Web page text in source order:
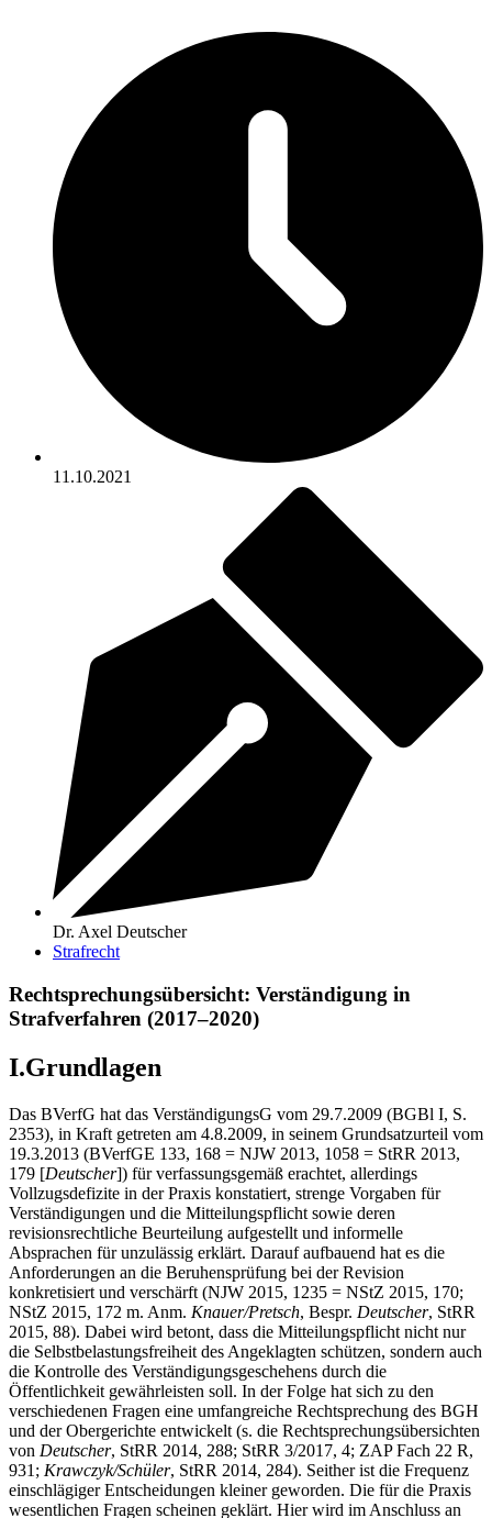
11.10.2021
Dr. Axel Deutscher
Strafrecht
Rechtsprechungsübersicht: Verständigung in
Strafverfahren (2017–2020)
I.Grundlagen
Das BVerfG hat das VerständigungsG vom 29.7.2009 (BGBl I, S.
2353), in Kraft getreten am 4.8.2009, in seinem Grundsatzurteil vom
19.3.2013 (BVerfGE 133, 168 = NJW 2013, 1058 = StRR 2013,
179 [Deutscher]) für verfassungsgemäß erachtet, allerdings
Vollzugsdefizite in der Praxis konstatiert, strenge Vorgaben für
Verständigungen und die Mitteilungspflicht sowie deren
revisionsrechtliche Beurteilung aufgestellt und informelle
Absprachen für unzulässig erklärt. Darauf aufbauend hat es die
Anforderungen an die Beruhensprüfung bei der Revision
konkretisiert und verschärft (NJW 2015, 1235 = NStZ 2015, 170;
NStZ 2015, 172 m. Anm. Knauer/Pretsch, Bespr. Deutscher, StRR
2015, 88). Dabei wird betont, dass die Mitteilungspflicht nicht nur
die Selbstbelastungsfreiheit des Angeklagten schützen, sondern auch
die Kontrolle des Verständigungsgeschehens durch die
Öffentlichkeit gewährleisten soll. In der Folge hat sich zu den
verschiedenen Fragen eine umfangreiche Rechtsprechung des BGH
und der Obergerichte entwickelt (s. die Rechtsprechungsübersichten
von Deutscher, StRR 2014, 288; StRR 3/2017, 4; ZAP Fach 22 R,
931; Krawczyk/Schüler, StRR 2014, 284). Seither ist die Frequenz
einschlägiger Entscheidungen kleiner geworden. Die für die Praxis
wesentlichen Fragen scheinen geklärt. Hier wird im Anschluss an